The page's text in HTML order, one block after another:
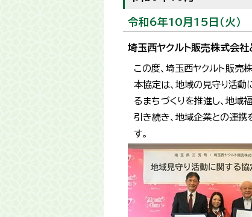
令和6年10月15日（火）
埼玉西ヤクルト販売株式会
この度、埼玉西ヤクルト販売
本協定は、地域の見守り活動
るまちづくりを推進し、地域
引き続き、地域企業との連携
す。